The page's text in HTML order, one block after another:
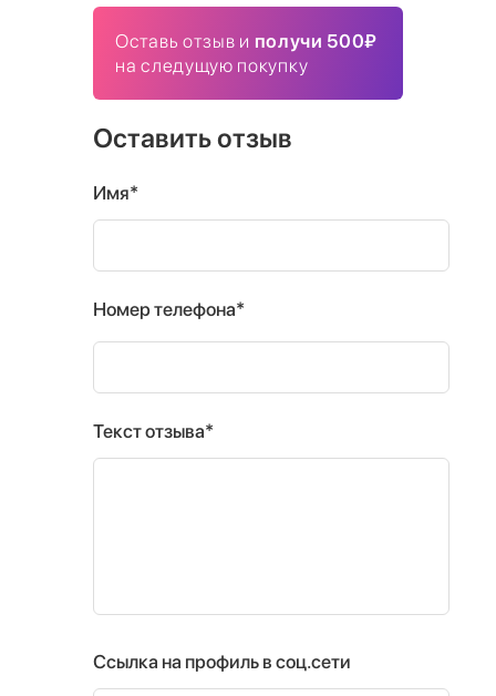
Оставь отзыв и получи 500₽
на следущую покупку
Оставить отзыв
Имя*
Номер телефона*
Текст отзыва*
Ссылка на профиль в соц.сети